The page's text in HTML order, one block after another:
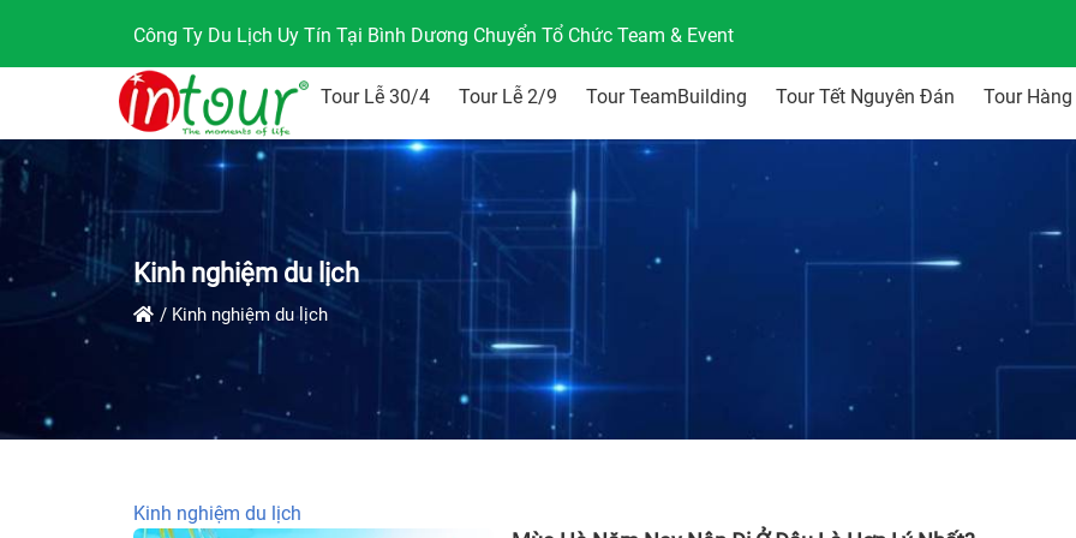
Công Ty Du Lịch Uy Tín Tại Bình Dương Chuyển Tổ Chức Team & Event
Tour Lễ 30/4 Tour Lễ 2/9 Tour TeamBuilding Tour Tết Nguyên Đán Tour
Kinh nghiệm du lịch
Kinh nghiệm du lịch
Kinh nghiệm du lịch